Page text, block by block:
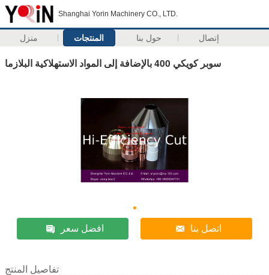
Shanghai Yorin Machinery CO., LTD.
منزل المنتجات حول بنا إتصال
سوبر كويكي 400 بالإضافة إلى المواد الاستهلاكية البلازما
افضل سعر اتصل بنا
تفاصيل المنتج